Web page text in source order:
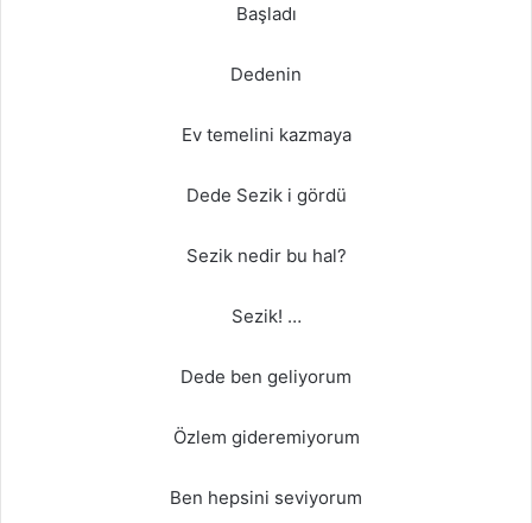
Başladı
Dedenin
Ev temelini kazmaya
Dede Sezik i gördü
Sezik nedir bu hal?
Sezik! …
Dede ben geliyorum
Özlem gideremiyorum
Ben hepsini seviyorum